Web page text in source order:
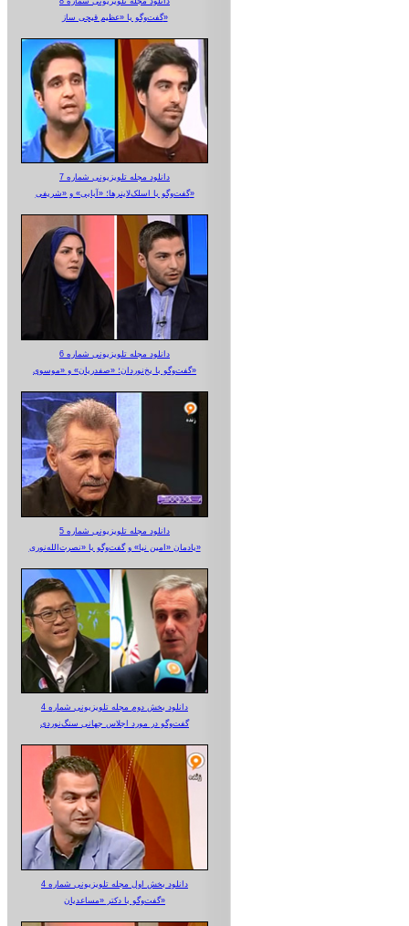
گفت‌وگو با «عظیم قیچی ساز»
دانلود مجله تلویزیونی شماره 7
گفت‌وگو با اسلک‌لاینرها؛ «آبایی» و «شریفی»
دانلود مجله تلویزیونی شماره 6
گفت‌وگو با یخ‌نوردان؛ «صفدریان» و «موسوی»
دانلود مجله تلویزیونی شماره 5
یادمان «امین نیا» و گفت‌وگو با «نصرت‌الله‌نوری»
دانلود بخش دوم مجله تلویزیونی شماره 4
گفت‌وگو در مورد اجلاس جهانی سنگ‌نوردی
دانلود بخش اول مجله تلویزیونی شماره 4
گفت‌وگو با دکتر «مساعدیان»